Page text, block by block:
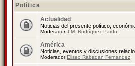
Política
Actualidad
Noticias del presente político,
ModeradorJ.M. Rodríguez Pardo
América
Noticias, eventos y discusiones
ModeradorEliseo Rabadán Fernández